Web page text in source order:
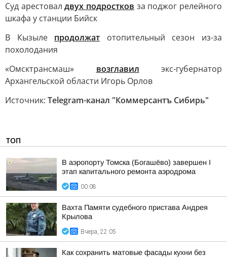
Суд арестовалдвух подростков за поджог релейного
шкафа у станции Бийск
В Кызыле продолжат отопительный сезон из-за
похолодания
«Омсктрансмаш» возглавил экс-губернатор
Архангельской области Игорь Орлов
Источник: Telegram-канал "Коммерсантъ Сибирь"
ТОП
В аэропорту Томска (Богашёво) завершен I
этап капитального ремонта аэродрома
00:08
Вахта Памяти судебного пристава Андрея
Крылова
Вчера, 22:05
Как сохранить матовые фасады кухни без